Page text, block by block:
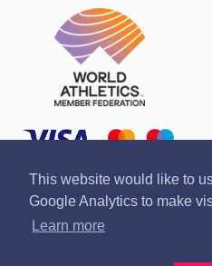
This website would like to
Google Analytics to make
Learn more